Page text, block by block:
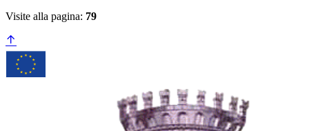
Visite alla pagina: 79